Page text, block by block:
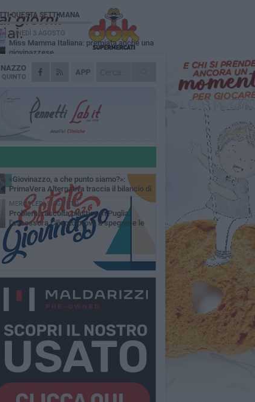
APP
QUESTA SETTIMANA
LUNEDÌ 3 AGOSTO
Miss Mamma Italiana: premiata anche una
giovinazzese
MARTEDÌ 4 AGOSTO
Liquidi oleosi sul litorale di Giovinazzo,
VENERDÌ 31 LUGLIO
Al via domani "Notti di Stelle 2026": tra il
mito di Mina, la comicità di Uccio De Santis
del Salento
VENERDÌ 31 LUGLIO
"Officina Handmade", a Giovinazzo apre la
LUNEDÌ 3 AGOSTO
«Giovinazzo, a che punto siamo?»:
PrimaVera Alternativa traccia il bilancio di
Sollecito
MERCOLEDÌ 5 AGOSTO
Problemi raccolta plastica in Puglia:
l'assessora Ciliento prova a spegnere le